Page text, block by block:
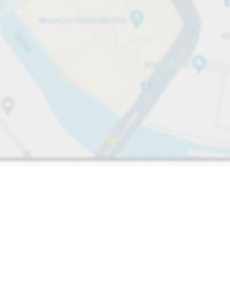
fra 10,00 kr.
Priser og betaling